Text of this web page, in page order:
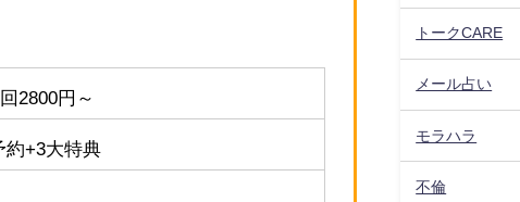
2800円～
約+3大特典
トークCARE
メール占い
モラハラ
不倫